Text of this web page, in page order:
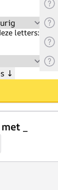
letters:
↓
_